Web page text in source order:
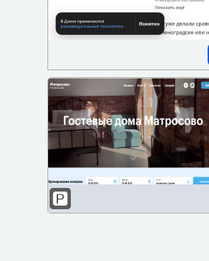
Ресторан-кафе
Сейф
СПА
Частный пляж
Мини-бар
Фен
Оплата картой
Камера хранения